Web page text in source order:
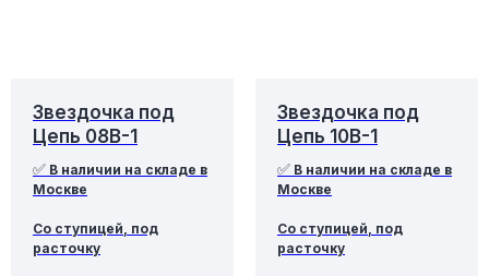
Звездочка под
Цепь 08B-1
✅ В наличии на складе в
Москве
Со ступицей, под
расточку
Звездочка под
Цепь 10B-1
✅ В наличии на складе в
Москве
Со ступицей, под
расточку